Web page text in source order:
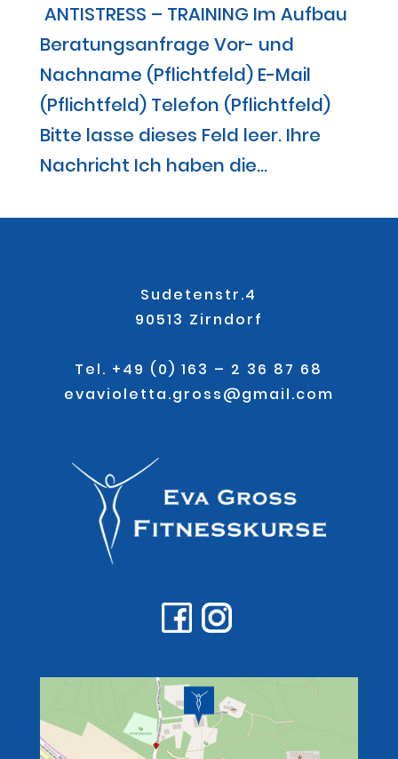
ANTISTRESS – TRAINING Im Aufbau
Beratungsanfrage Vor- und
Nachname (Pflichtfeld) E-Mail
(Pflichtfeld) Telefon (Pflichtfeld)
Bitte lasse dieses Feld leer. Ihre
Nachricht Ich haben die...
Sudetenstr.4
90513 Zirndorf
Tel. +49 (0) 163 – 2 36 87 68
evavioletta.gross@gmail.com